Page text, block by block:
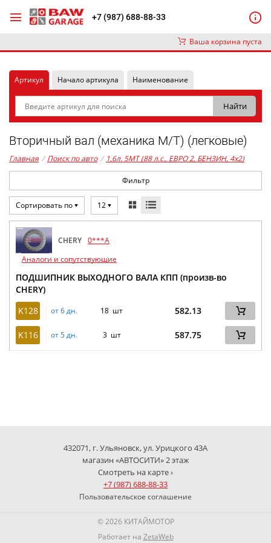
+7 (987) 688-88-33
Ваша корзина пуста
Артикул Начало артикула Наименование
Вторичный вал (механика М/Т) (легковые)
Главная / Поиск по авто / 1,6л. 5MT (88 л.с., ЕВРО 2, БЕНЗИН, 4x2)
Фильтр
Сортировать по 12
CHERY 0***A
Аналоги и сопутствующие
ПОДШИПНИК ВЫХОДНОГО ВАЛА КПП (произв-во
CHERY)
K128
от 6 дн. 18 шт 582.13
K116 от 5 дн. 3 шт 587.75
432071, г. Ульяновск, ул. Урицкого 43А
магазин «АВТОСИТИ» 2 этаж
Смотреть на карте ›
+7 (987) 688-88-33
Пользовательское соглашение
© 2026 КИТАЙМОТОР
Работает на ZetaWeb